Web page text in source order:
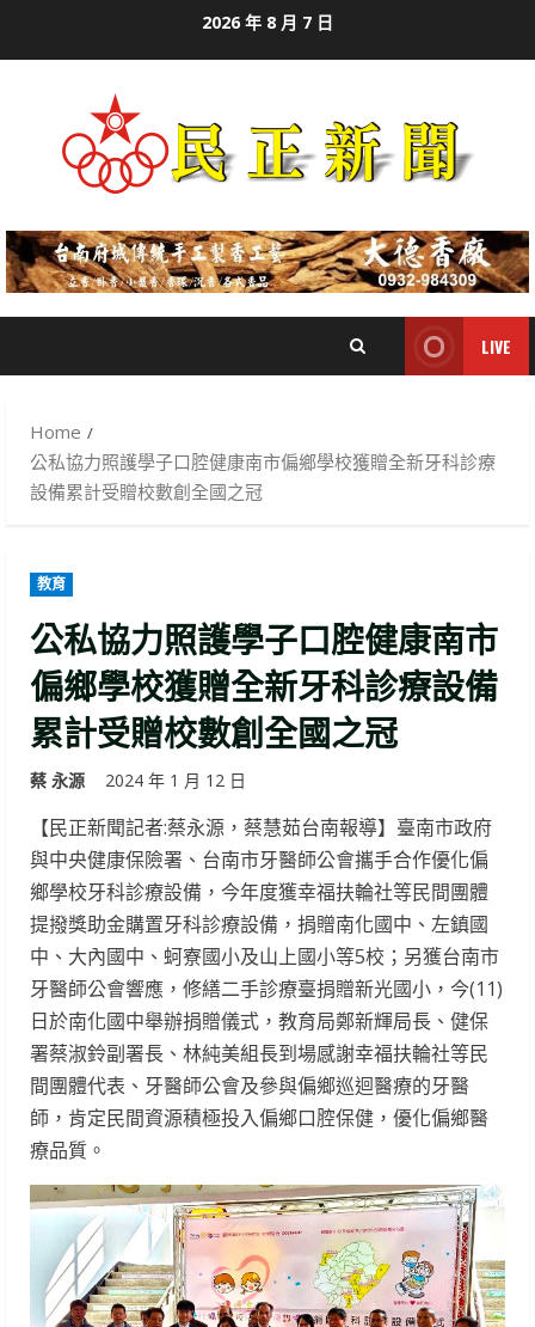
2026 年 8 月 7 日
LIVE
Home
公私協力照護學子口腔健康南市偏鄉學校獲贈全新牙科診療
設備累計受贈校數創全國之冠
教育
公私協力照護學子口腔健康南市
偏鄉學校獲贈全新牙科診療設備
累計受贈校數創全國之冠
蔡 永源 2024 年 1 月 12 日
【民正新聞記者:蔡永源，蔡慧茹台南報導】臺南市政府
與中央健康保險署、台南市牙醫師公會攜手合作優化偏
鄉學校牙科診療設備，今年度獲幸福扶輪社等民間團體
提撥獎助金購置牙科診療設備，捐贈南化國中、左鎮國
中、大內國中、蚵寮國小及山上國小等5校；另獲台南市
牙醫師公會響應，修繕二手診療臺捐贈新光國小，今(11)
日於南化國中舉辦捐贈儀式，教育局鄭新輝局長、健保
署蔡淑鈴副署長、林純美組長到場感謝幸福扶輪社等民
間團體代表、牙醫師公會及參與偏鄉巡迴醫療的牙醫
師，肯定民間資源積極投入偏鄉口腔保健，優化偏鄉醫
療品質。